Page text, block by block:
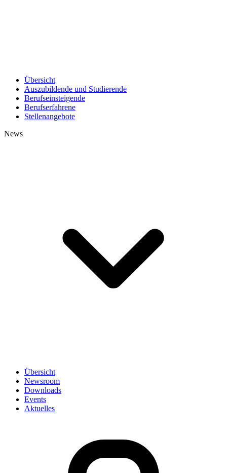
Übersicht
Auszubildende und Studierende
Berufseinsteigende
Berufserfahrene
Stellenangebote
News
Übersicht
Newsroom
Downloads
Events
Aktuelles